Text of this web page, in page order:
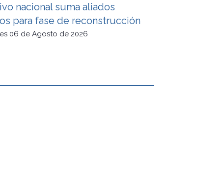
nacional suma aliados
para fase de reconstrucción
06 de Agosto de 2026